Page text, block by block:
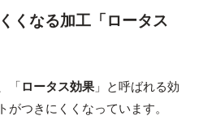
くなる加工「ロータス
「ロータス効果」と呼ばれる効
つきにくくなっています。